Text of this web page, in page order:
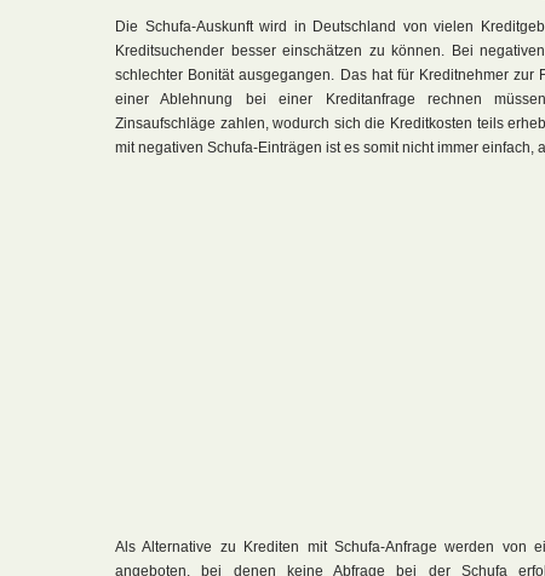
Die Schufa-Auskunft wird in Deutschland von vielen
Kreditsuchender besser einschätzen zu können. Bei
schlechter Bonität ausgegangen. Das hat für Kreditnehmer zur
einer Ablehnung bei einer Kreditanfrage rechnen
Zinsaufschläge zahlen, wodurch sich die Kreditkosten teils
mit negativen Schufa-Einträgen ist es somit nicht immer einfach,
Als Alternative zu Krediten mit Schufa-Anfrage werden von
angeboten, bei denen keine Abfrage bei der Schufa